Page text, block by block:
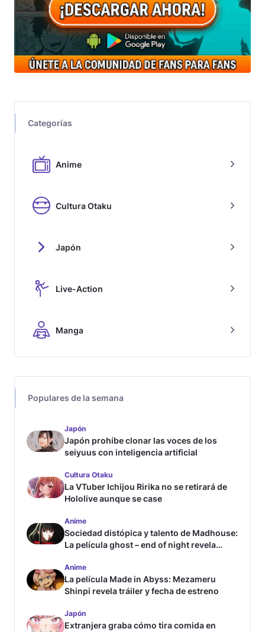
Categorías
Anime
Cultura Otaku
Japón
Live-Action
Manga
Populares de la semana
Japón
Japón prohíbe clonar las voces de los
seiyuus con inteligencia artificial
Cultura Otaku
La VTuber Ichijou Ririka no se retirará de
Hololive aunque se case
Anime
Sociedad distópica y talento de Madhouse:
La película ghost – end of night revela
Anime
La película Made in Abyss: Mezameru
Shinpi revela tráiler y fecha de estreno
Japón
Extranjera graba cómo tira comida en